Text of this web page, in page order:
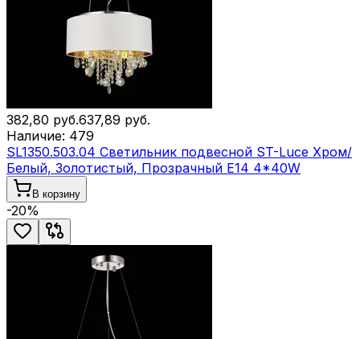
382,80 руб.637,89 руб.
Наличие: 479
SL1350.503.04 Светильник подвесной ST-Luce Хром/
Белый, Золотистый, Прозрачный E14 4*40W
В корзину
-20%